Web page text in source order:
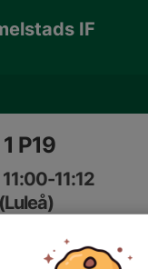
IF
P19
11:12